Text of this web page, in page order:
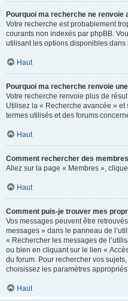
Pourquoi ma recherche ne renvoie
Votre recherche est probablement
courants non indexés par phpBB.
utilisant les options disponibles
Haut
Pourquoi ma recherche renvoie
Votre recherche renvoie plus de
Utilisez la « Recherche avancée »
termes utilisés et des forums
Haut
Comment rechercher des
Allez sur la page « Membres »,
Haut
Comment puis-je trouver mes
Vos messages peuvent être
messages » dans le panneau de
« Rechercher les messages de
ou bien en cliquant sur le lien «
du forum. Pour rechercher vos
choisissez les paramètres
Haut